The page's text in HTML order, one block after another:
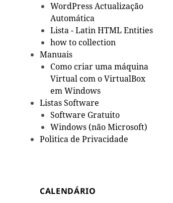
WordPress Actualização
Automática
Lista - Latin HTML Entities
how to collection
Manuais
Como criar uma máquina
Virtual com o VirtualBox
em Windows
Listas Software
Software Gratuito
Windows (não Microsoft)
Politica de Privacidade
CALENDÁRIO